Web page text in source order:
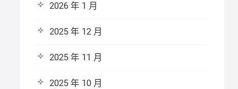
2026 年 1 月
2025 年 12 月
2025 年 11 月
2025 年 10 月